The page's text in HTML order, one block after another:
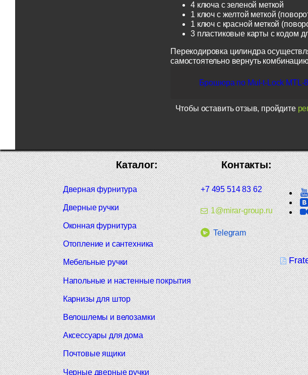
4 ключа с зеленой меткой
1 ключ с желтой меткой
1 ключ с красной меткой
3 пластиковые карты с кодом
Перекодировка цилиндра
самостоятельно вернуть
Брошюра по Mul-t-Lock MTL-
Чтобы оставить отзыв, пройдите
Контакты:
+7 495 514 83 62
1@mirar-group.ru
Telegram
Каталог:
Дверная фурнитура
Дверные ручки
Оконная фурнитура
Отопление и сантехника
Мебельные ручки
Напольные и настенные покрытия
Карнизы для штор
Велошлемы и велозамки
Аксессуары для дома
Почтовые ящики
Черные дверные ручки